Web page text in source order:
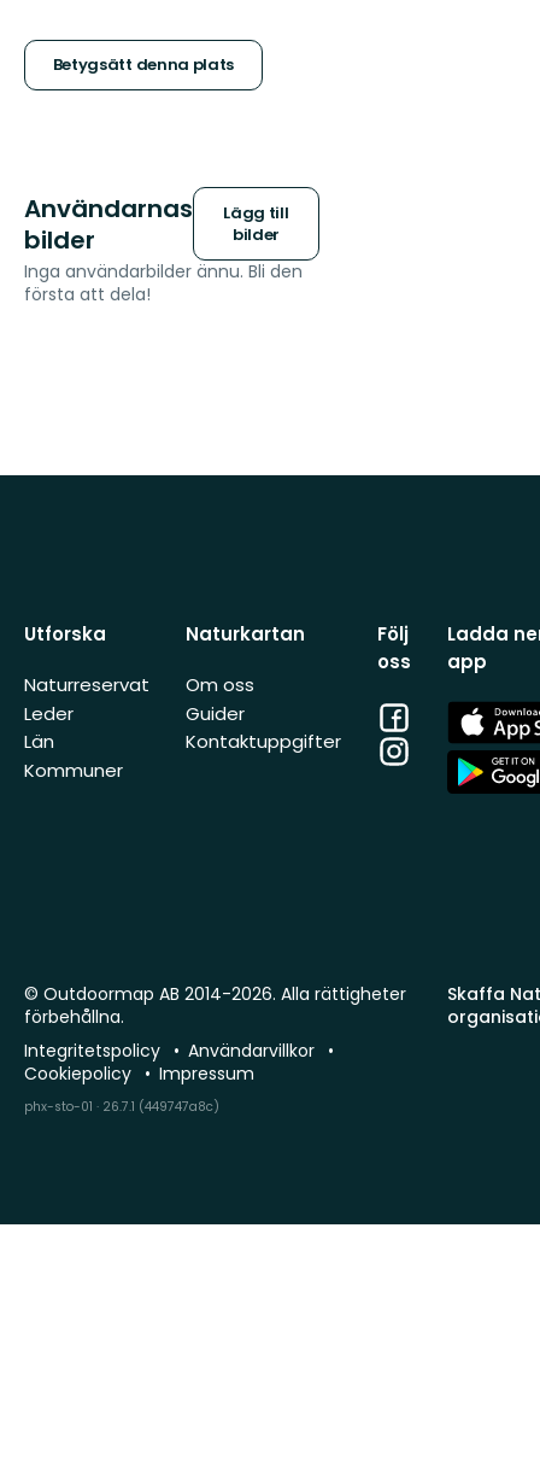
stjärnor
Betygsätt denna plats
Användarnas
bilder
Lägg till
bilder
Inga användarbilder ännu. Bli den
första att dela!
Utforska
Naturreservat
Leder
Län
Kommuner
Naturkartan
Om oss
Guider
Kontaktuppgifter
Följ
oss
Facebook
Instagram
Ladda
app
App
Store
App
Store
Skaffa
© Outdoormap AB 2014-2026. Alla rättigheter
förbehållna.
Integritetspolicy
Användarvillkor
Cookiepolicy
Impressum
phx-sto-01 · 26.7.1 (449747a8c)